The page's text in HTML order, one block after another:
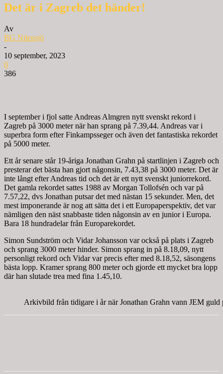
Det är i Zagreb det händer!
Av
BG Nilensjö
-
10 september, 2023
0
386
I september i fjol satte Andreas Almgren nytt svenskt rekord i
Zagreb på 3000 meter när han sprang på 7.39,44. Andreas var i
superbra form efter Finkampsseger och även det fantastiska rekordet
på 5000 meter.
Ett år senare står 19-åriga Jonathan Grahn på startlinjen i Zagreb och
presterar det bästa han gjort någonsin, 7.43,38 på 3000 meter. Det är
inte långt efter Andreas tid och det är ett nytt svenskt juniorrekord.
Det gamla rekordet sattes 1988 av Morgan Tollofsén och var på
7.57,22, dvs Jonathan putsar det med nästan 15 sekunder. Men, det
mest imponerande är nog att sätta det i ett Europaperspektiv, det var
nämligen den näst snabbaste tiden någonsin av en junior i Europa.
Bara 18 hundradelar från Europarekordet.
Simon Sundström och Vidar Johansson var också på plats i Zagreb
och sprang 3000 meter hinder. Simon sprang in på 8.18,09, nytt
personligt rekord och Vidar var precis efter med 8.18,52, säsongens
bästa lopp. Kramer sprang 800 meter och gjorde ett mycket bra lopp
där han slutade trea med fina 1.45,10.
Arkivbild från tidigare i år när Jonathan Grahn vann JEM